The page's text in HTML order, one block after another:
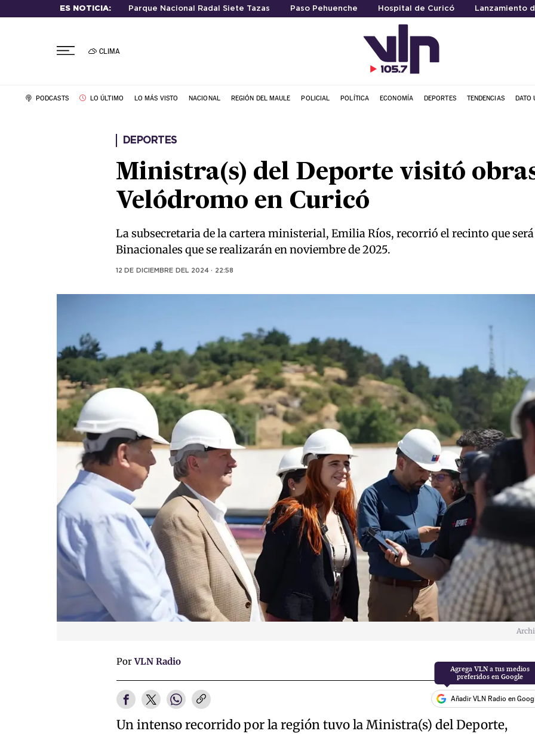
ES NOTICIA: Parque Nacional Radal Siete Tazas Paso Pehuenche Hospital de Curicó Lanzamiento
CLIMA
PODCASTS LO ÚLTIMO LO MÁS VISTO NACIONAL REGIÓN DEL MAULE POLICIAL POLÍTICA ECONOMÍA DEPORTES TENDENCIAS DATO
DEPORTES
Ministra(s) del Deporte visitó
Velódromo en Curicó
La subsecretaria de la cartera ministerial, Emilia Ríos, recorrió el recinto que
Binacionales que se realizarán en noviembre de 2025.
12 DE DICIEMBRE DEL 2024 · 22:58
PorVLN Radio
Añadir VLN Radio en
Un intenso recorrido por la región tuvo la Ministra(s) del Deporte,